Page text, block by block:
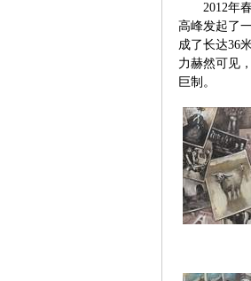
2012年
高峰发起了
成了长达36
力赫然可见
巨制。